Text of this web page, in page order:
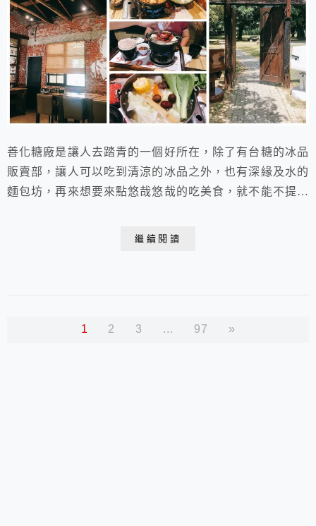
善化糖廠是讓人去踏青的一個好所在，除了有台糖的冰品
販賣部，讓人可以吃到清涼的冰品之外，也有深緣及水的
麵包坊，再來想要來點悠哉悠哉的吃美食，就不能不提到
繼續閱讀
1 2 3 ... 97 »